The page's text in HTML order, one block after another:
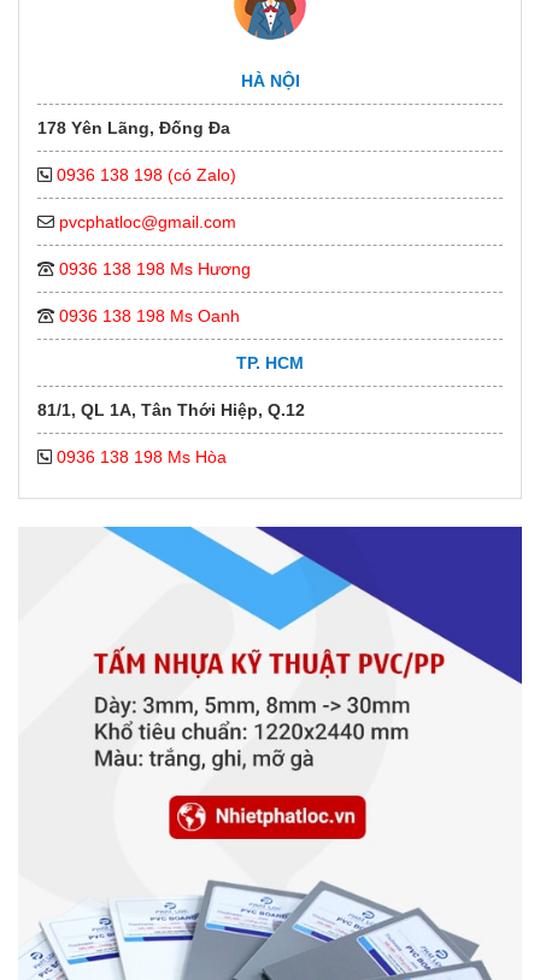
HÀ NỘI
178 Yên Lãng, Đống Đa
0936 138 198 (có Zalo)
pvcphatloc@gmail.com
0936 138 198 Ms Hương
0936 138 198 Ms Oanh
TP. HCM
81/1, QL 1A, Tân Thới Hiệp, Q.12
0936 138 198 Ms Hòa